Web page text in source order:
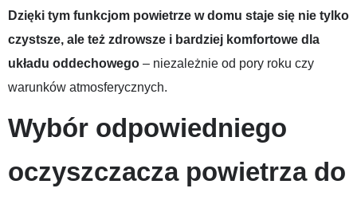
Dzięki tym funkcjom powietrze w domu staje się nie tylko
czystsze, ale też zdrowsze i bardziej komfortowe dla
układu oddechowego – niezależnie od pory roku czy
warunków atmosferycznych.
Wybór odpowiedniego
oczyszczacza powietrza do